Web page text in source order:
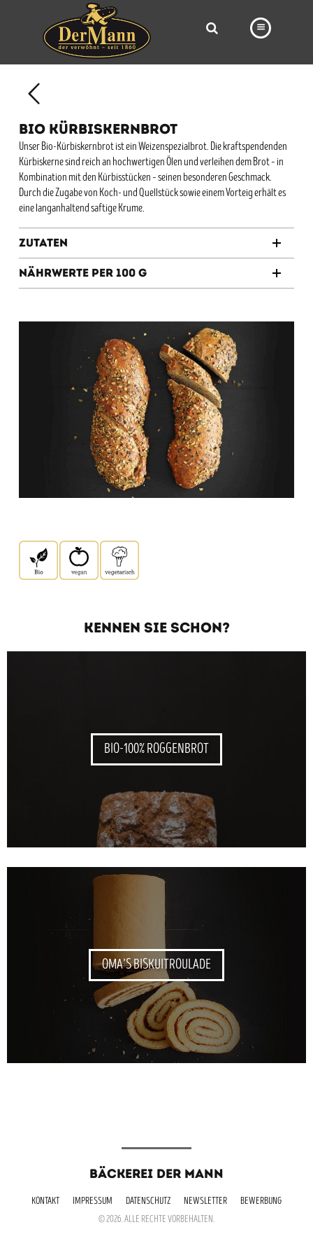
BÄCKEREI
BROTWAY
VORBESTELLUNG
VIDEOS
BIO KÜRBISKERNBROT
Unser Bio-Kürbiskernbrot ist ein Weizenspezialbrot. Die kraftspendenden
Kürbiskerne sind reich an hochwertigen Ölen und verleihen dem Brot – in
Kombination mit den Kürbisstücken – seinen besonderen Geschmack.
Durch die Zugabe von Koch- und Quellstück sowie einem Vorteig erhält es
eine langanhaltend saftige Krume.
Zutaten
Nährwerte per 100 g
KENNEN SIE SCHON?
BIO-100% ROGGENBROT
OMA’S BISKUITROULADE
BÄCKEREI DER MANN
KONTAKT IMPRESSUM DATENSCHUTZ NEWSLETTER
BEWERBUNG
© 2026. ALLE RECHTE VORBEHALTEN.